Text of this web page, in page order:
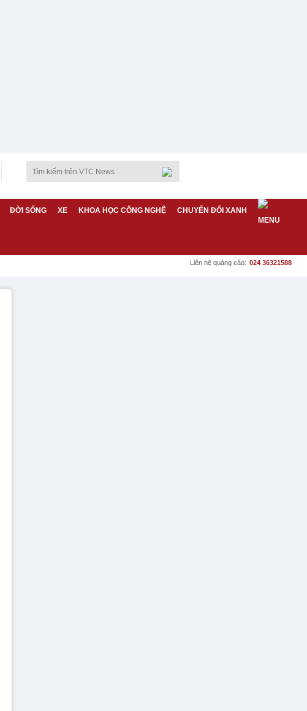
ĐỜI SỐNG XE KHOA HỌC CÔNG NGHỆ CHUYỂN ĐỔI XANH
Liên hệ quảng cáo: 024 36321588